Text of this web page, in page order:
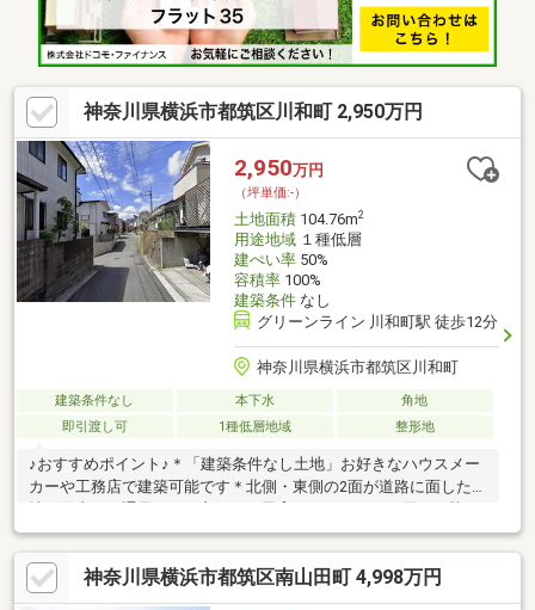
神奈川県横浜市都筑区川和町 2,950万円
2,950万円
（坪単価:-）
土地面積104.76m2
用途地域１種低層
建ぺい率50%
容積率100%
建築条件なし
グリーンライン 川和町駅 徒歩12分
神奈川県横浜市都筑区川和町
建築条件なし 本下水
角地
即引渡し可
1種低層地域 整形地
♪おすすめポイント♪＊「建築条件なし土地」お好きなハウスメー
カーや工務店で建築可能です＊北側・東側の2面が道路に面した角
着いた住環境＊『川和町』駅まで徒歩１２分！２駅利用可能でア
クセス良好◎◆◇物件探し・資金計画でお悩みの方へ◇◆横浜市
の不動産なら当社ＫＩＺＵＮＡまでお問い合わせ下さいＳＵＵＭ
Ｏや他サイトには公開していない未公開物件や販売予定物件も多
神奈川県横浜市都筑区南山田町 4,998万円